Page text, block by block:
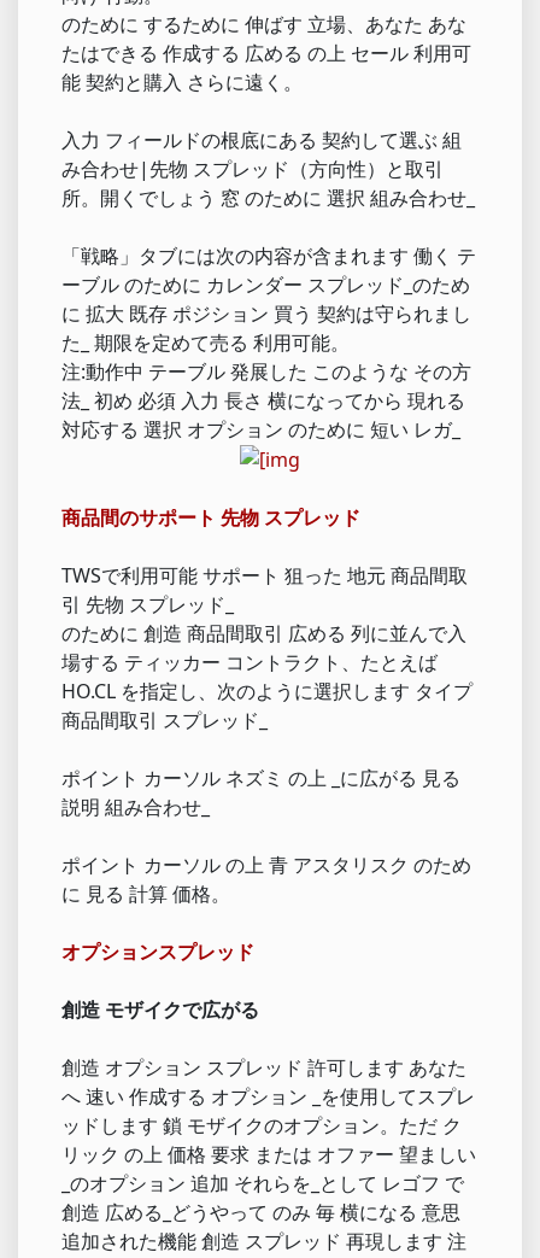
のために するために 伸ばす 立場、あなた あな
たはできる 作成する 広める の上 セール 利用可
能 契約と購入 さらに遠く。
入力 フィールドの根底にある 契約して選ぶ 組
み合わせ|先物 スプレッド（方向性）と取引
所。開くでしょう 窓 のために 選択 組み合わせ_
「戦略」タブには次の内容が含まれます 働く テ
ーブル のために カレンダー スプレッド_のため
に 拡大 既存 ポジション 買う 契約は守られまし
た_ 期限を定めて売る 利用可能。
注:動作中 テーブル 発展した このような その方
法_ 初め 必須 入力 長さ 横になってから 現れる
対応する 選択 オプション のために 短い レガ_
商品間のサポート 先物 スプレッド
TWSで利用可能 サポート 狙った 地元 商品間取
引 先物 スプレッド_
のために 創造 商品間取引 広める 列に並んで入
場する ティッカー コントラクト、たとえば
HO.CL を指定し、次のように選択します タイプ
商品間取引 スプレッド_
ポイント カーソル ネズミ の上 _に広がる 見る
説明 組み合わせ_
ポイント カーソル の上 青 アスタリスク のため
に 見る 計算 価格。
オプションスプレッド
創造 モザイクで広がる
創造 オプション スプレッド 許可します あなた
へ 速い 作成する オプション _を使用してスプレ
ッドします 鎖 モザイクのオプション。ただ ク
リック の上 価格 要求 または オファー 望ましい
_のオプション 追加 それらを_として レゴフ で
創造 広める_どうやって のみ 毎 横になる 意思
追加された機能 創造 スプレッド 再現します 注